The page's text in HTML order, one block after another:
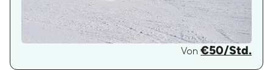
Von€50/Std.